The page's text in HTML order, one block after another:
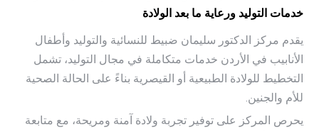
خدمات التوليد ورعاية ما بعد الولادة
يقدم مركز الدكتور سليمان ضبيط للنسائية والتوليد وأطفال
الأنابيب في الأردن خدمات متكاملة في مجال التوليد، تشمل
التخطيط للولادة الطبيعية أو القيصرية بناءً على الحالة الصحية
للأم والجنين.
يحرص المركز على توفير تجربة ولادة آمنة ومريحة، مع متابعة